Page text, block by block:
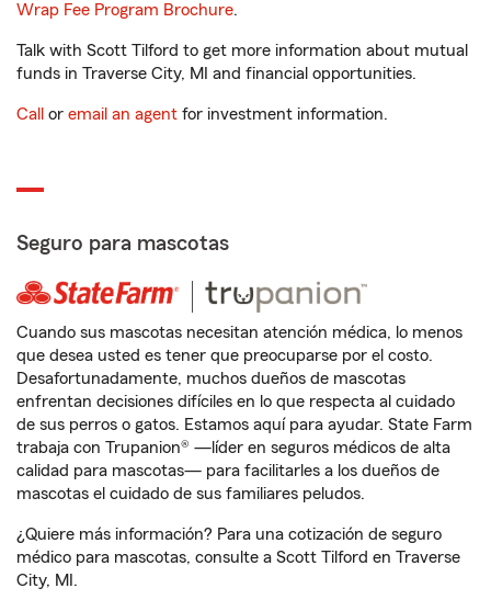
Wrap Fee Program Brochure.
Talk with Scott Tilford to get more information about mutual
funds in Traverse City, MI and financial opportunities.
Call or email an agent for investment information.
Seguro para mascotas
Cuando sus mascotas necesitan atención médica, lo menos
que desea usted es tener que preocuparse por el costo.
Desafortunadamente, muchos dueños de mascotas
enfrentan decisiones difíciles en lo que respecta al cuidado
de sus perros o gatos. Estamos aquí para ayudar. State Farm
trabaja con Trupanion® —líder en seguros médicos de alta
calidad para mascotas— para facilitarles a los dueños de
mascotas el cuidado de sus familiares peludos.
¿Quiere más información? Para una cotización de seguro
médico para mascotas, consulte a Scott Tilford en Traverse
City, MI.